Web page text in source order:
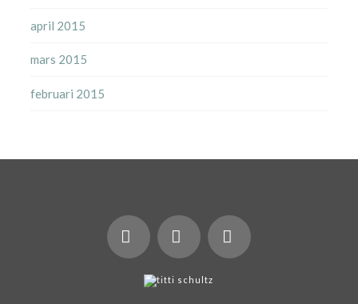
april 2015
mars 2015
februari 2015
LinkedIn